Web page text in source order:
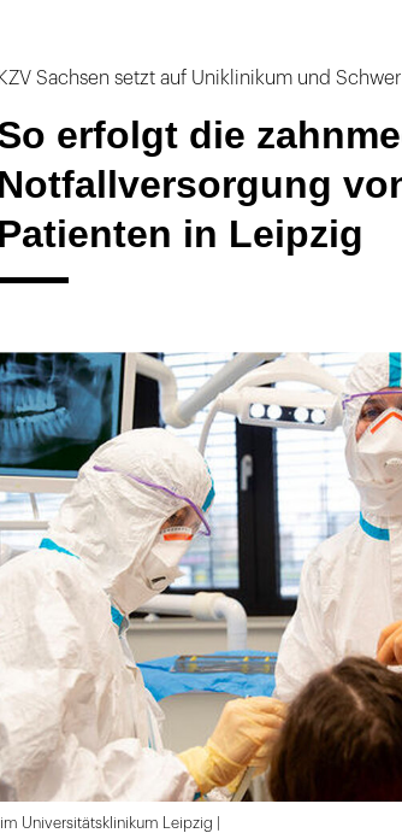
KZV Sachsen setzt auf Uniklinikum und
erfolgt die
Notfallversorgung
Patienten in Leipzig
Universitätsklinikum Leipzig |